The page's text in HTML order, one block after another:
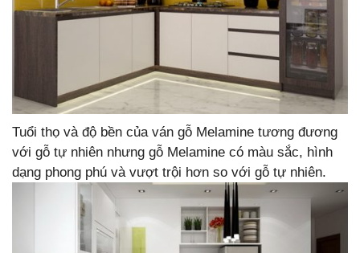
Tuổi thọ và độ bền của ván gỗ Melamine tương đương
với gỗ tự nhiên nhưng gỗ Melamine có màu sắc, hình
dạng phong phú và vượt trội hơn so với gỗ tự nhiên.